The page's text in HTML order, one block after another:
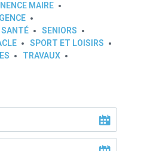
MAIRE
SANTÉ
SENIORS
SPORT ET LOISIRS
TRAVAUX